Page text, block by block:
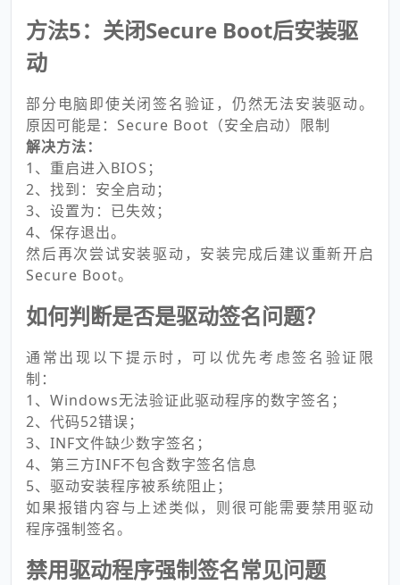
方法5：关闭Secure Boot后安装驱
动
部分电脑即使关闭签名验证，仍然无法安装驱动。
原因可能是：Secure Boot（安全启动）限制
解决方法：
1、重启进入BIOS；
2、找到：安全启动；
3、设置为：已失效；
4、保存退出。
然后再次尝试安装驱动，安装完成后建议重新开启
Secure Boot。
如何判断是否是驱动签名问题？
通常出现以下提示时，可以优先考虑签名验证限
制：
1、Windows无法验证此驱动程序的数字签名；
2、代码52错误；
3、INF文件缺少数字签名；
4、第三方INF不包含数字签名信息
5、驱动安装程序被系统阻止；
如果报错内容与上述类似，则很可能需要禁用驱动
程序强制签名。
禁用驱动程序强制签名常见问题